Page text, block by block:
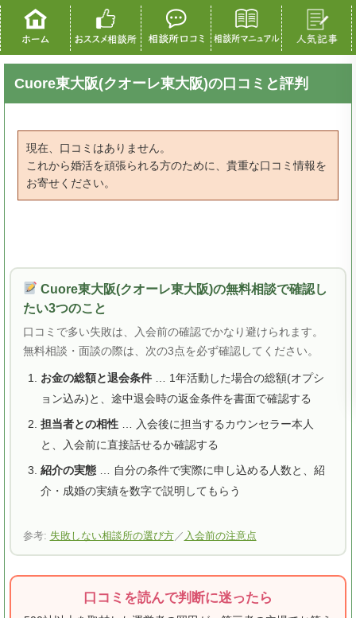
Cuore東大阪(クオーレ東大阪)の口コミと評判
現在、口コミはありません。
これから婚活を頑張られる方のために、貴重な口コミ情報を
お寄せください。
Cuore東大阪(クオーレ東大阪)の無料相談で確認し
たい3つのこと
口コミで多い失敗は、入会前の確認でかなり避けられます。
無料相談・面談の際は、次の3点を必ず確認してください。
お金の総額と退会条件… 1年活動した場合の総額(オプシ
ョン込み)と、途中退会時の返金条件を書面で確認する
担当者との相性… 入会後に担当するカウンセラー本人
と、入会前に直接話せるか確認する
紹介の実態… 自分の条件で実際に申し込める人数と、紹
介・成婚の実績を数字で説明してもらう
参考: 失敗しない相談所の選び方／ 入会前の注意点
口コミを読んで判断に迷ったら